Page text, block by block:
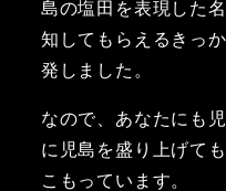
島の塩田を表現した
知してもらえるきっ
発しました。
なので、あなたにも
に児島を盛り上げて
こもっています。